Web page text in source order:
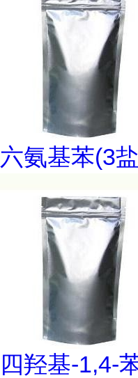
六氨基苯(3
四羟基-1,4-